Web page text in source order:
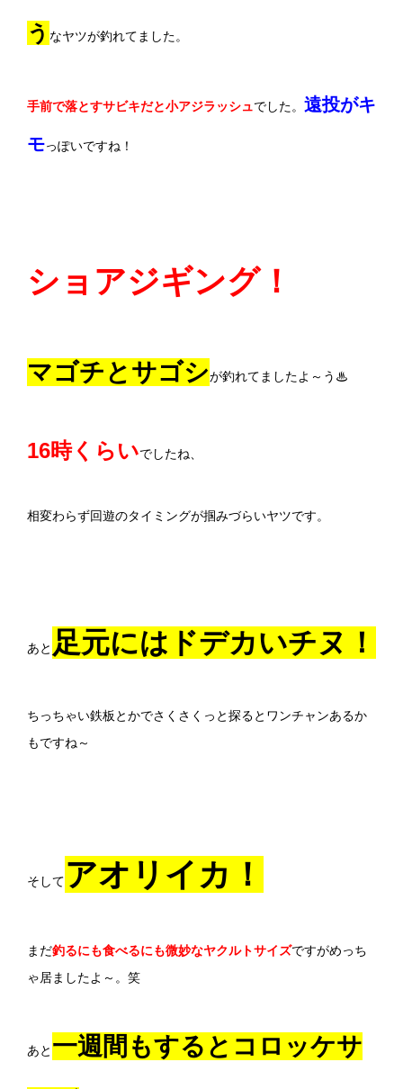
う なヤツが釣れてました。
手前で落とすサビキだと小アジラッシュでした。 遠投がキ
モっぽいですね！
ショアジギング！
マゴチとサゴシが釣れてましたよ～う♨
16時くらいでしたね、
相変わらず回遊のタイミングが掴みづらいヤツです。
あと 足元にはドデカいチヌ！
ちっちゃい鉄板とかでさくさくっと探るとワンチャンあるか
もですね～
そして アオリイカ！
まだ釣るにも食べるにも微妙なヤクルトサイズですがめっち
ゃ居ましたよ～。笑
あと 一週間もするとコロッケサ